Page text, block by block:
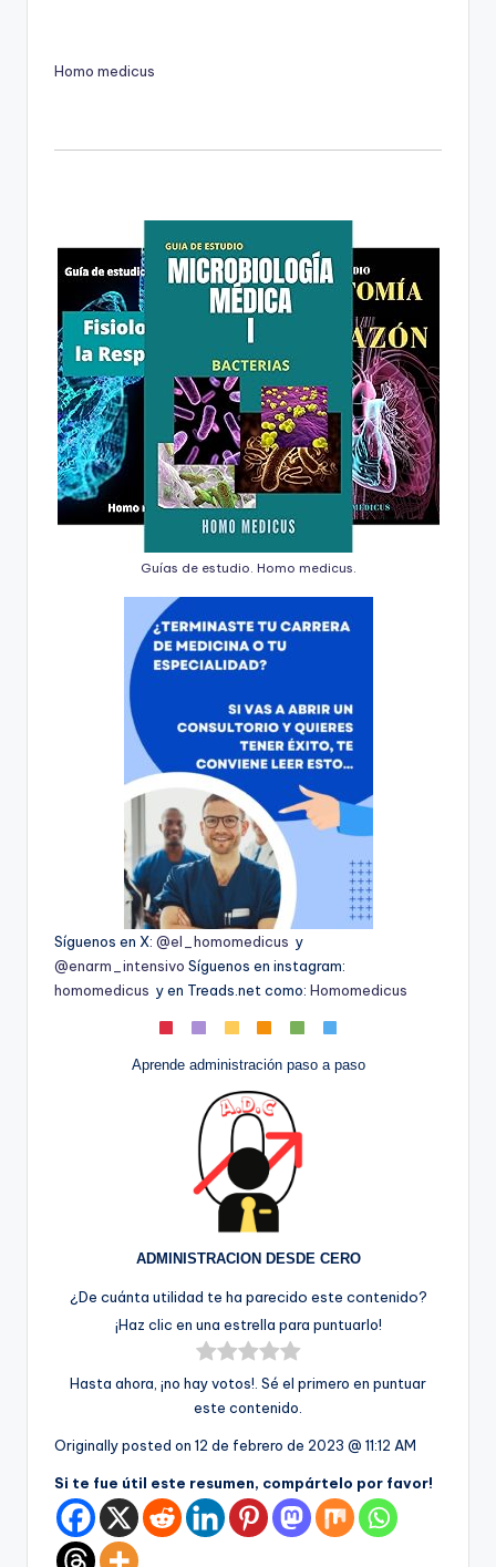
Homo medicus
Guías de estudio. Homo medicus.
Síguenos en X: @el_homomedicus y
@enarm_intensivo Síguenos en instagram:
homomedicus y en Treads.net como: Homomedicus
Aprende administración paso a paso
ADMINISTRACION DESDE CERO
¿De cuánta utilidad te ha parecido este contenido?
¡Haz clic en una estrella para puntuarlo!
Hasta ahora, ¡no hay votos!. Sé el primero en puntuar
este contenido.
Originally posted on 12 de febrero de 2023 @ 11:12 AM
Si te fue útil este resumen, compártelo por favor!